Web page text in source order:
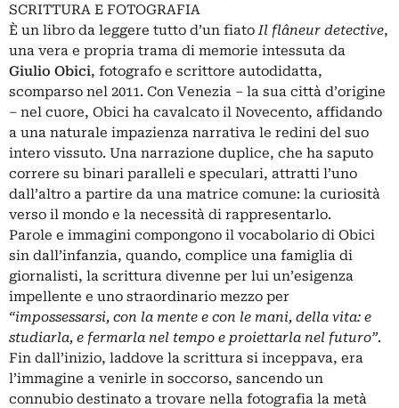
SCRITTURA E FOTOGRAFIA
È un libro da leggere tutto d’un fiatoIl flâneur detective,
una vera e propria trama di memorie intessuta da
Giulio Obici, fotografo e scrittore autodidatta,
scomparso nel 2011. Con Venezia – la sua città d’origine
– nel cuore, Obici ha cavalcato il Novecento, affidando
a una naturale impazienza narrativa le redini del suo
intero vissuto. Una narrazione duplice, che ha saputo
correre su binari paralleli e speculari, attratti l’uno
dall’altro a partire da una matrice comune: la curiosità
verso il mondo e la necessità di rappresentarlo.
Parole e immagini compongono il vocabolario di Obici
sin dall’infanzia, quando, complice una famiglia di
giornalisti, la scrittura divenne per lui un’esigenza
impellente e uno straordinario mezzo per
“impossessarsi, con la mente e con le mani, della vita: e
studiarla, e fermarla nel tempo e proiettarla nel futuro”.
Fin dall’inizio, laddove la scrittura si inceppava, era
l’immagine a venirle in soccorso, sancendo un
connubio destinato a trovare nella fotografia la metà